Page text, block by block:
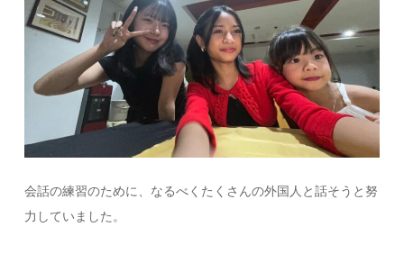
会話の練習のために、なるべくたくさんの外国人と話そうと努
力していました。